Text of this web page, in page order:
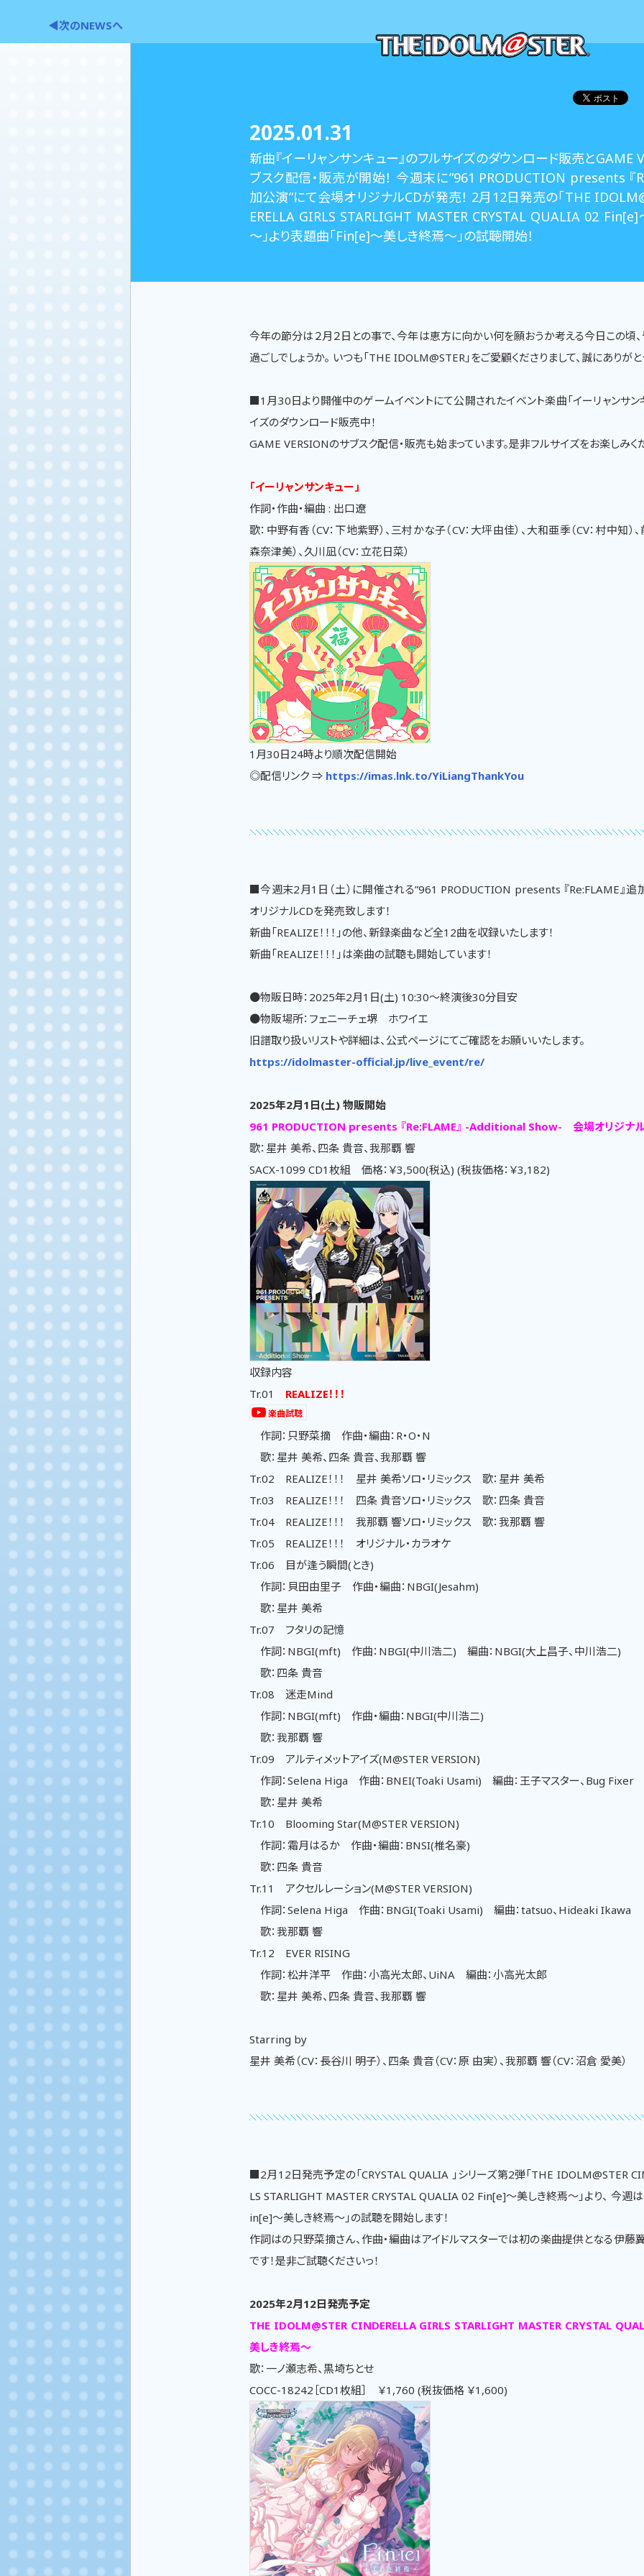
◀次のNEWSへ
2025.01.31
新曲『イーリャンサンキュー』のフルサイズのダウンロード販売とGAME
ブスク配信・販売が開始！ 今週末に”961 PRODUCTION presents 『
加公演”にて会場オリジナルCDが発売！ 2月12日発売の「THE
ERELLA GIRLS STARLIGHT MASTER CRYSTAL QUALIA 02
～」より表題曲「Fin[e]～美しき終焉～」の試聴開始！
今年の節分は２月２日との事で、今年は恵方に向かい何を願おうか考える今日この頃
過ごしでしょうか。 いつも「THE IDOLM@STER」をご愛顧くださりまして、誠にありがと
■1月30日より開催中のゲームイベントにて公開されたイベント楽曲「イーリャンサン
イズのダウンロード販売中！
GAME VERSIONのサブスク配信・販売も始まっています。是非フルサイズをお楽しみく
「イーリャンサンキュー」
作詞・作曲・編曲 : 出口遼
歌：中野有香（CV：下地紫野）、三村かな子（CV：大坪由佳）、大和亜季（CV：村中知）、
森奈津美）、久川凪（CV：立花日菜）
1月30日24時より順次配信開始
◎配信リンク ⇒ https://imas.lnk.to/YiLiangThankYou
■今週末2月1日（土）に開催される”961 PRODUCTION presents 『Re:FLAME』追
オリジナルCDを発売致します！
新曲「REALIZE！！！」の他、新録楽曲など全12曲を収録いたします！
新曲「REALIZE！！！」は楽曲の試聴も開始しています！
●物販日時：2025年2月1日(土) 10:30～終演後30分目安
●物販場所：フェニーチェ堺 ホワイエ
旧譜取り扱いリストや詳細は、公式ページにてご確認をお願いいたします。
https://idolmaster-official.jp/live_event/re/
2025年2月1日(土) 物販開始
961 PRODUCTION presents 『Re:FLAME』 -Additional Show- 会場オリジナ
歌：星井 美希、四条 貴音、我那覇 響
SACX-1099 CD1枚組 価格：￥3,500(税込) (税抜価格：￥3,182)
収録内容
Tr.01 REALIZE！！！
楽曲試聴
作詞：只野菜摘 作曲・編曲：R・O・N
歌：星井 美希、四条 貴音、我那覇 響
Tr.02 REALIZE！！！ 星井 美希ソロ・リミックス 歌：星井 美希
Tr.03 REALIZE！！！ 四条 貴音ソロ・リミックス 歌：四条 貴音
Tr.04 REALIZE！！！ 我那覇 響ソロ・リミックス 歌：我那覇 響
Tr.05 REALIZE！！！ オリジナル・カラオケ
Tr.06 目が逢う瞬間(とき)
作詞：貝田由里子 作曲・編曲：NBGI(Jesahm)
歌：星井 美希
Tr.07 フタリの記憶
作詞：NBGI(mft) 作曲：NBGI(中川浩二) 編曲：NBGI(大上昌子、中川浩二)
歌：四条 貴音
Tr.08 迷走Mind
作詞：NBGI(mft) 作曲・編曲：NBGI(中川浩二)
歌：我那覇 響
Tr.09 アルティメットアイズ(M@STER VERSION)
作詞：Selena Higa 作曲：BNEI(Toaki Usami) 編曲：王子マスター、Bug Fixer
歌：星井 美希
Tr.10 Blooming Star(M@STER VERSION)
作詞：霜月はるか 作曲・編曲：BNSI(椎名豪)
歌：四条 貴音
Tr.11 アクセルレーション(M@STER VERSION)
作詞：Selena Higa 作曲：BNGI(Toaki Usami) 編曲：tatsuo、Hideaki Ikawa
歌：我那覇 響
Tr.12 EVER RISING
作詞：松井洋平 作曲：小高光太郎、UiNA 編曲：小高光太郎
歌：星井 美希、四条 貴音、我那覇 響
Starring by
星井 美希（CV：長谷川 明子）、四条 貴音（CV：原 由実）、我那覇 響（CV：沼倉 愛美）
■2月12日発売予定の「CRYSTAL QUALIA 」シリーズ第2弾「THE IDOLM@STER
LS STARLIGHT MASTER CRYSTAL QUALIA 02 Fin[e]～美しき終焉～」より、 今週
in[e]～美しき終焉～」の試聴を開始します！
作詞はの只野菜摘さん、作曲・編曲はアイドルマスターでは初の楽曲提供となる伊藤
です！是非ご試聴くださいっ！
2025年2月12日発売予定
THE IDOLM@STER CINDERELLA GIRLS STARLIGHT MASTER CRYSTAL
美しき終焉～
歌：一ノ瀬志希、黒埼ちとせ
COCC-18242［CD1枚組］ ￥1,760 (税抜価格 ￥1,600)